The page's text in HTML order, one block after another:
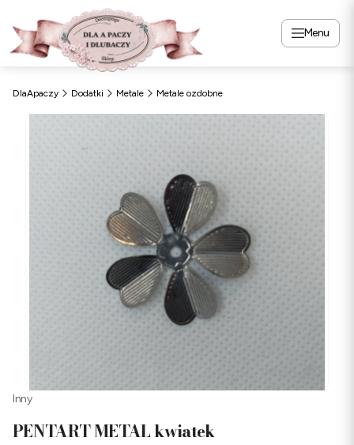
Menu
DlaApaczy Dodatki Metale Metale ozdobne
Inny
PENTART METAL kwiatek